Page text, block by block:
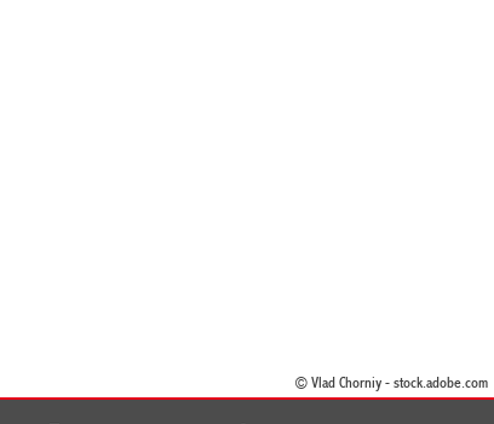
© Vlad Chorniy - stock.adobe.com